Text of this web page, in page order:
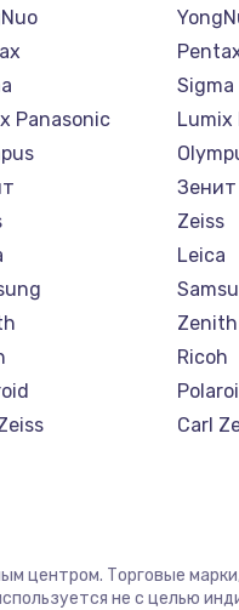
Panasonic
Sigma
Lumix
Зенит
Zeiss
Leica
Zenith
Ricoh
Carl
центром. Торговые
не с целью